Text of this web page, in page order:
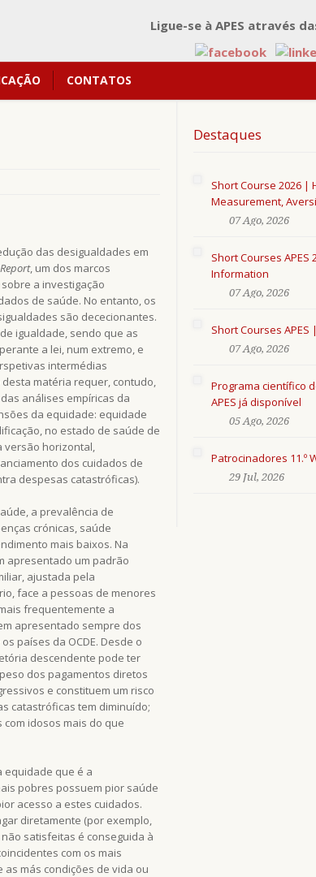
Ligue-se à APES através
CONTATOS
das desigualdades em
, um dos marcos
a investigação
de saúde. No entanto, os
são dececionantes.
igualdade, sendo que as
a lei, num extremo, e
intermédias
matéria requer, contudo,
análises empíricas da
da equidade: equidade
no estado de saúde de
versão horizontal,
dos cuidados de
despesas catastróficas).
a prevalência de
crónicas, saúde
mais baixos. Na
apresentado um padrão
ajustada pela
face a pessoas de menores
frequentemente a
apresentado sempre dos
países da OCDE. Desde o
descendente pode ter
dos pagamentos diretos
e constituem um risco
catastróficas tem diminuído;
idosos mais do que
equidade que é a
pobres possuem pior saúde
acesso a estes cuidados.
diretamente (por exemplo,
satisfeitas é conseguida à
com os mais
más condições de vida ou
Destaques
Short Course 2026 |
Measurement,
07 Ago, 2026
Short Courses APES
Information
07 Ago, 2026
Short Courses APES
07 Ago, 2026
Programa científico
APES já disponível
05 Ago, 2026
Patrocinadores 11.º
29 Jul, 2026